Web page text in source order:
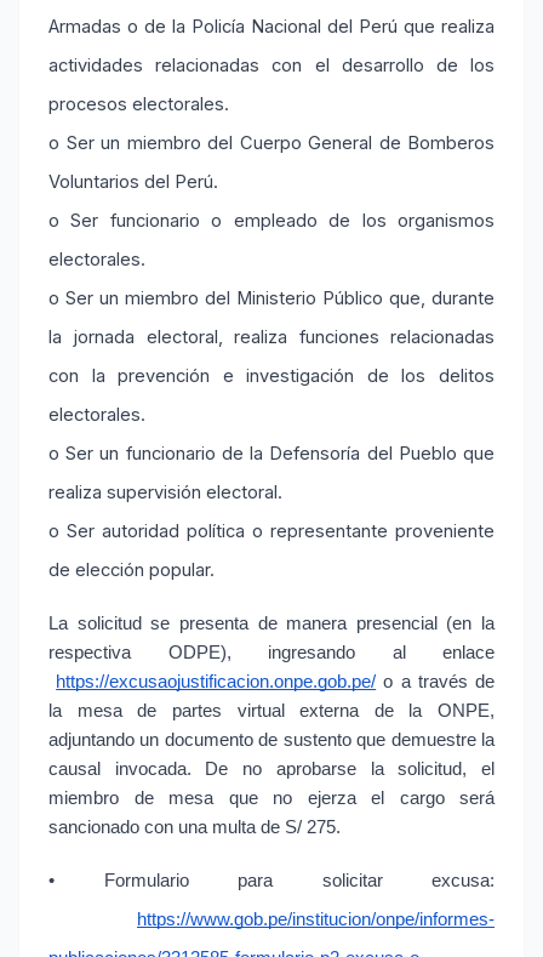
Armadas o de la Policía Nacional del Perú que realiza
actividades relacionadas con el desarrollo de los
procesos electorales.
o Ser un miembro del Cuerpo General de Bomberos
Voluntarios del Perú.
o Ser funcionario o empleado de los organismos
electorales.
o Ser un miembro del Ministerio Público que, durante
la jornada electoral, realiza funciones relacionadas
con la prevención e investigación de los delitos
electorales.
o Ser un funcionario de la Defensoría del Pueblo que
realiza supervisión electoral.
o Ser autoridad política o representante proveniente
de elección popular.
La solicitud se presenta de manera presencial (en la
respectiva ODPE), ingresando al enlace
https://excusaojustificacion.onpe.gob.pe/ o a través de
la mesa de partes virtual externa de la ONPE,
adjuntando un documento de sustento que demuestre la
causal invocada. De no aprobarse la solicitud, el
miembro de mesa que no ejerza el cargo será
sancionado con una multa de S/ 275.
• Formulario para solicitar excusa:
https://www.gob.pe/institucion/onpe/informes-